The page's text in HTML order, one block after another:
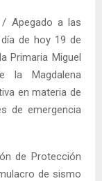
/ Apegado a las
de hoy 19 de
Primaria Miguel
la Magdalena
en materia de
de emergencia
de Protección
de sismo